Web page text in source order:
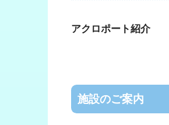
アクロポート紹介
施設のご案内